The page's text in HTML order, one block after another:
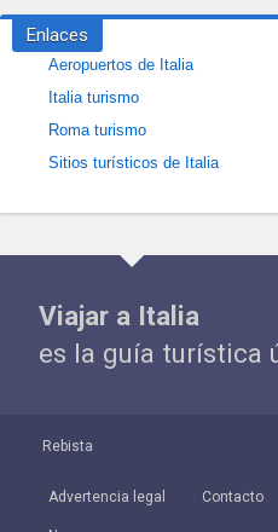
Enlaces
Aeropuertos de Italia
Italia turismo
Roma turismo
Sitios turísticos de Italia
Viajar a Italia
es la guía turística
Rebista
Advertencia legal Contacto